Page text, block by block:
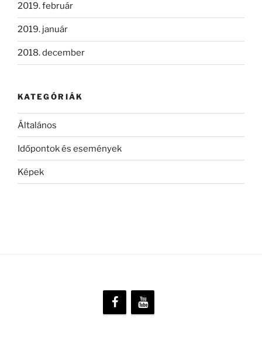
2019. február
2019. január
2018. december
KATEGÓRIÁK
Általános
Időpontok és események
Képek